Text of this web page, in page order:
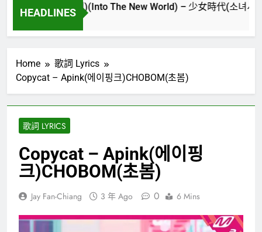
HEADLINES
다시만난세계)(Into The New World) – 少女時代(소녀시대
Home
歌詞 Lyrics
Copycat – Apink(에이핑크)CHOBOM(초봄)
歌詞 LYRICS
Copycat – Apink(에이핑
크)CHOBOM(초봄)
Jay Fan-Chiang 3 年 Ago 0 6 Mins